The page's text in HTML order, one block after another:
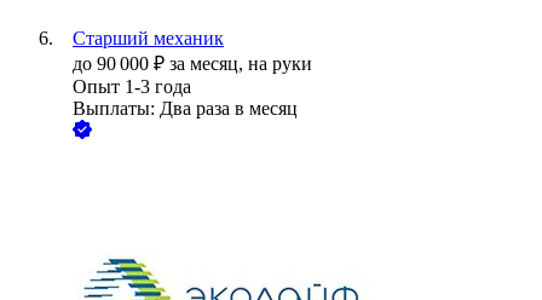
Старший механик
до 90 000 ₽ за месяц, на руки
Опыт 1-3 года
Выплаты: Два раза в месяц